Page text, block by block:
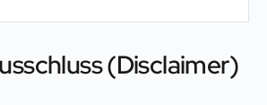
(Disclaimer)